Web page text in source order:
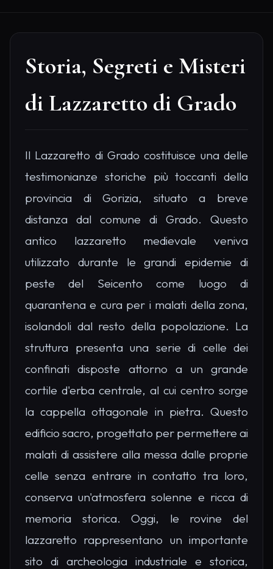
Storia, Segreti e Misteri
di Lazzaretto di Grado
Il Lazzaretto di Grado costituisce una delle
testimonianze storiche più toccanti della
provincia di Gorizia, situato a breve
distanza dal comune di Grado. Questo
antico lazzaretto medievale veniva
utilizzato durante le grandi epidemie di
peste del Seicento come luogo di
quarantena e cura per i malati della zona,
isolandoli dal resto della popolazione. La
struttura presenta una serie di celle dei
confinati disposte attorno a un grande
cortile d'erba centrale, al cui centro sorge
la cappella ottagonale in pietra. Questo
edificio sacro, progettato per permettere ai
malati di assistere alla messa dalle proprie
celle senza entrare in contatto tra loro,
conserva un'atmosfera solenne e ricca di
memoria storica. Oggi, le rovine del
lazzaretto rappresentano un importante
sito di archeologia industriale e storica,